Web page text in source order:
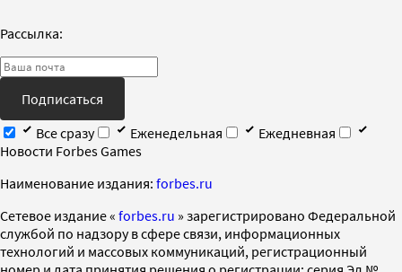
Рассылка:
Подписаться
Все сразу
Еженедельная
Ежедневная
Новости Forbes Games
Наименование издания: forbes.ru
Cетевое издание « forbes.ru » зарегистрировано Федеральной
службой по надзору в сфере связи, информационных
технологий и массовых коммуникаций, регистрационный